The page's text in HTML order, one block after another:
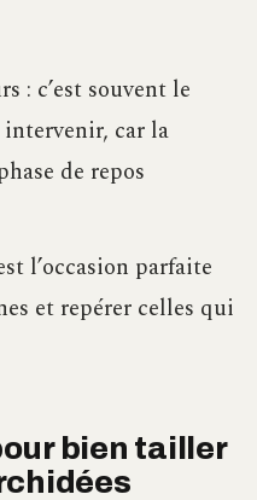
: c’est souvent le
car la
de repos
l’occasion parfaite
et repérer celles qui
bien tailler